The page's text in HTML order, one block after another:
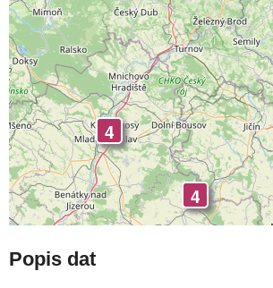
4
4
Popis dat